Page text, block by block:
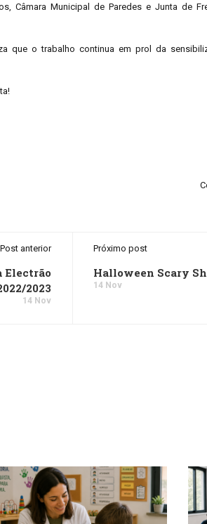
Câmara Municipal de Paredes e Junta de
que o trabalho continua em prol da
Post anterior
Electrão
2023
14 Nov
Próximo post
Halloween Scary
14 Nov